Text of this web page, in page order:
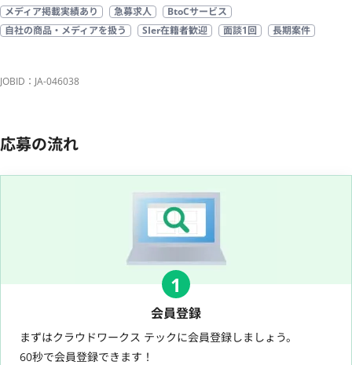
メディア掲載実績あり
急募求人
BtoCサービス
自社の商品・メディアを扱う
SIer在籍者歓迎 面談1回 長期案件
JOBID：JA-046038
応募の流れ
1
会員登録
まずはクラウドワークス テックに会員登録しましょう。
60秒で会員登録できます！